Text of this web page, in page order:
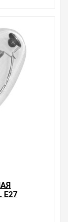
цена - 1
у нас
категории
E27
на нашем
это минимум
HSI-M
(МГЛ) ,
Е27